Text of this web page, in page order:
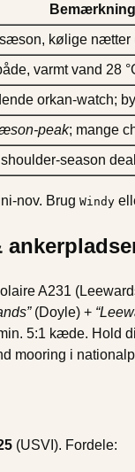
sæson, kølige nætter
varmt vand 28
orkan-watch;
peak; mange
season
nov. Brug Windy
A231
(Doyle) +
5:1 kæde. Hold
mooring i
(USVI). Fordele: